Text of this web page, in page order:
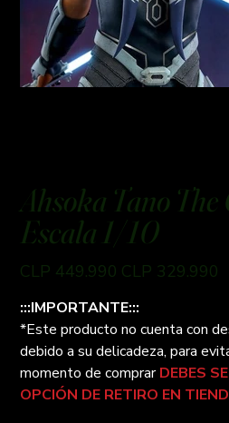
Ahsoka Tano
Escala 1/10
Preço
original
CLP 449.990
Preço
promocional
CLP 329.990
:::IMPORTANTE:::
*Este producto no cuenta con
debido a su delicadeza, para
momento de comprarDEBES
OPCIÓN DE RETIRO EN